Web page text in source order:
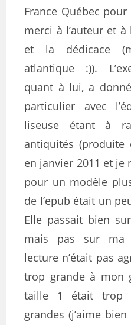
France Québec
merci à l’auteur et
et la dédicace
atlantique :)).
quant à lui, a
particulier avec
liseuse étant à
antiquités (produite
en janvier 2011 et je
pour un modèle
de l’epub était un
Elle passait bien
mais pas sur ma
lecture n’était pas
trop grande à mon
taille 1 était trop
grandes(j’aime